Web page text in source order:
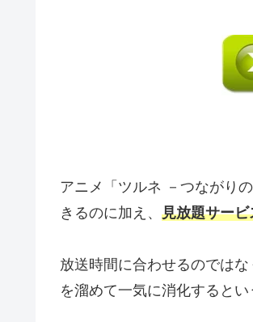
アニメ「ツルネ －つながり
きるのに加え、 見放題サー
放送時間に合わせるのではな
を溜めて一気に消化するとい